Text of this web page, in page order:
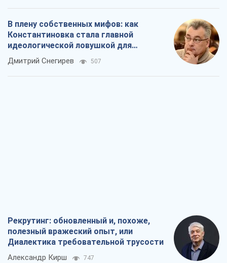
В плену собственных мифов: как
Константиновка стала главной
идеологической ловушкой для
российских оккупантов
Дмитрий Снегирев 507
Рекрутинг: обновленный и, похоже,
полезный вражеский опыт, или
Диалектика требовательной трусости
Александр Кирш 747